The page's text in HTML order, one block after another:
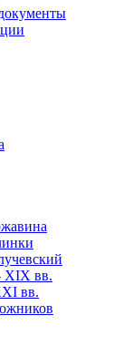
XIX вв.
вв.